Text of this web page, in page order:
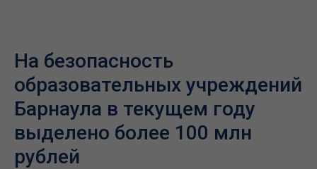
На безопасность
образовательных учреждений
Барнаула в текущем году
выделено более 100 млн
рублей